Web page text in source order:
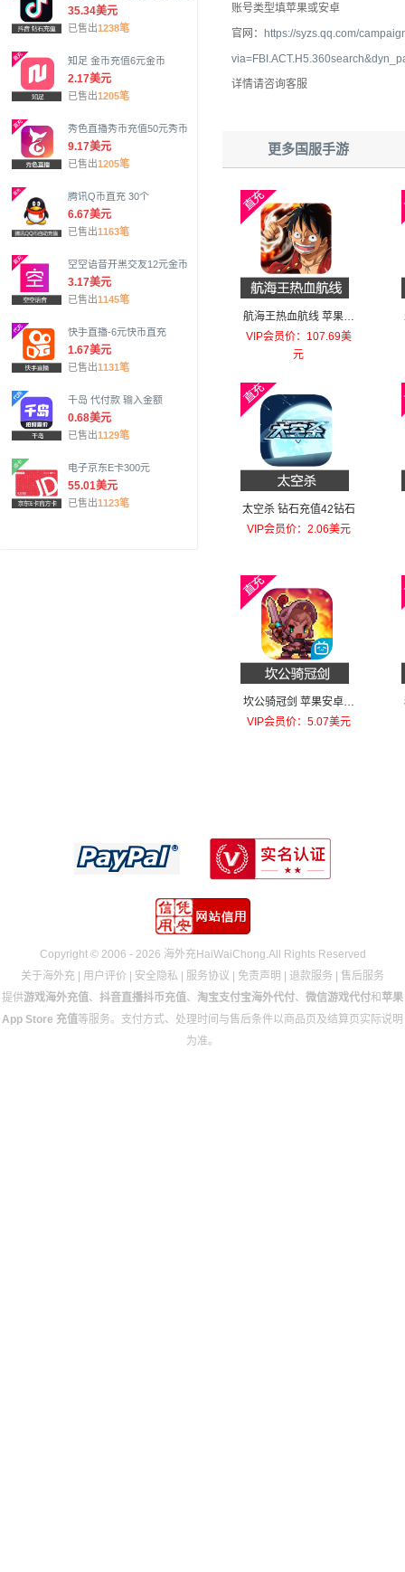
35.34美元
已售出1238笔
知足 金币充值6元金币
2.17美元
已售出1205笔
秀色直播秀币充值50元秀币
9.17美元
已售出1205笔
腾讯Q币直充 30个
6.67美元
已售出1163笔
空空语音开黑交友12元金币
3.17美元
已售出1145笔
快手直播-6元快币直充
1.67美元
已售出1131笔
千岛 代付款 输入金额
0.68美元
已售出1129笔
电子京东E卡300元
55.01美元
已售出1123笔
账号类型填苹果或安卓
官网： https://syzs.qq.com/
详情请咨询客服
更多国服手游
航海王热血航线 苹果安
卓充值648元幻彩之果
VIP会员价：107.69美
元
太空杀 钻石充值42钻石
VIP会员价：2.06美元
坎公骑冠剑 苹果安卓充
值每天召唤！礼包
VIP会员价：5.07美元
Copyright © 2006 - 2026 海外充HaiWaiChong.All Rights Reserved
关于海外充 | 用户评价 | 安全隐私 | 服务协议 | 免责声明 | 退款服务 | 售后服务
提供游戏海外充值、 抖音直播抖币充值、 淘宝支付宝海外代付、 微信游戏代付和 苹果
App Store 充值等服务。支付方式、处理时间与售后条件以商品页及结算页实际说明
为准。